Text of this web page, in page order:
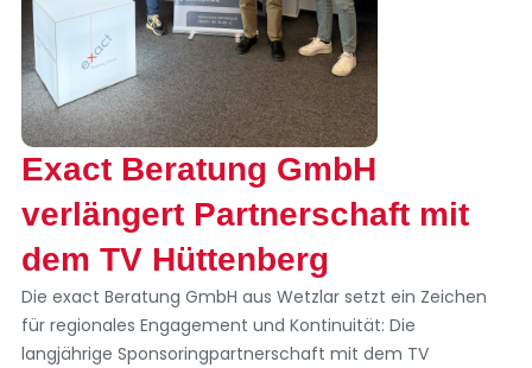
Exact Beratung GmbH
verlängert Partnerschaft mit
dem TV Hüttenberg
Die exact Beratung GmbH aus Wetzlar setzt ein Zeichen
für regionales Engagement und Kontinuität: Die
langjährige Sponsoringpartnerschaft mit dem TV